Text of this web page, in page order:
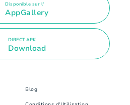
Disponible sur l'
AppGallery
DIRECT APK
Download
Blog